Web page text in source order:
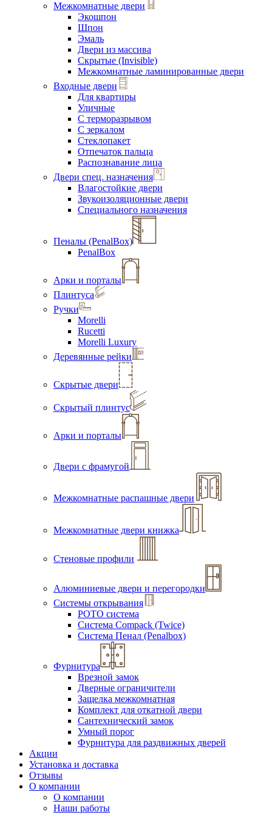
Межкомнатные двери
Экошпон
Шпон
Эмаль
Двери из массива
Скрытые (Invisible)
Межкомнатные ламинированные двери
Входные двери
Для квартиры
Уличные
С терморазрывом
С зеркалом
Стеклопакет
Отпечаток пальца
Распознавание лица
Двери спец. назначения
Влагостойкие двери
Звукоизоляционные двери
Специального назначения
Пеналы (PenalBox)
PenalBox
Арки и порталы
Плинтуса
Ручки
Morelli
Rucetti
Morelli Luxury
Деревянные рейки
Скрытые двери
Скрытый плинтус
Арки и порталы
Двери с фрамугой
Межкомнатные распашные двери
Межкомнатные двери книжка
Стеновые профили
Алюминиевые двери и перегородки
Системы открывания
РОТО система
Система Compack (Twice)
Система Пенал (Penalbox)
Фурнитура
Врезной замок
Дверные ограничители
Защелка межкомнатная
Комплект для откатной двери
Сантехнический замок
Умный порог
Фурнитура для раздвижных дверей
Акции
Установка и доставка
Отзывы
О компании
О компании
Наши работы